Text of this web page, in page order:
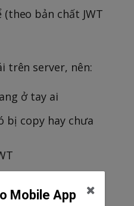
bản chất JWT
trên server, nên:
ở tay ai
bị copy hay chưa
bị lộ
Mobile App